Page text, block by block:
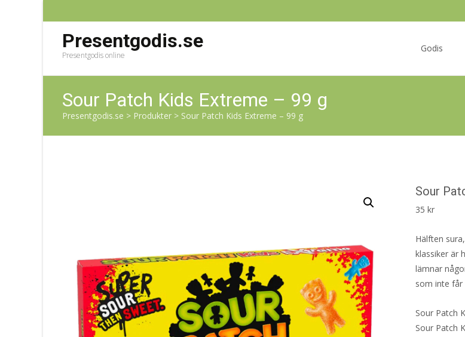
Presentgodis.se
Presentgodis online
Godis
Sour Patch Kids Extreme – 99 g
Presentgodis.se > Produkter > Sour Patch Kids Extreme – 99 g
Sour
35 kr
Hälften
klassiker är
lämnar
som inte får
Sour Patch
Sour Patch